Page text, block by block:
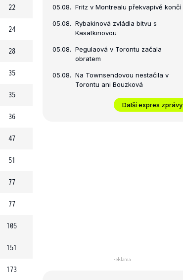
22
24
28
35
35
36
47
51
77
77
105
151
173
05.08. Fritz v Montrealu překvapivě končí
05.08. Rybakinová zvládla bitvu s
Kasatkinovou
05.08. Pegulaová v Torontu začala
obratem
05.08. Na Townsendovou nestačila v
Torontu ani Bouzková
Další expres zprávy